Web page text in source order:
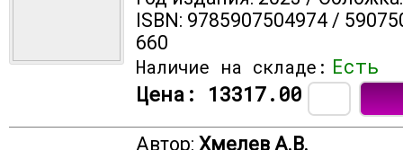
ISBN: 9785907504974 /
660
Наличие на складе: Есть
Цена: 13317.00
Автор: Хмелев А.В.